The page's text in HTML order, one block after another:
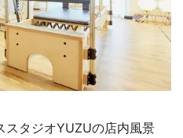
スタジオYUZUの店内風景